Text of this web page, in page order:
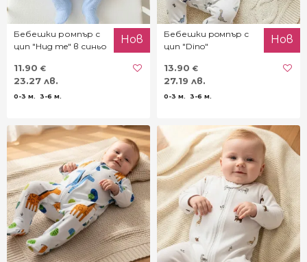
Бебешки ромпър с
цип "Hug me" в синьо
Нов
11.90 €
23.27 лв.
0-3 м. 3-6 м.
Бебешки рoмпър с
цип "Dino"
Нов
13.90 €
27.19 лв.
0-3 м. 3-6 м.